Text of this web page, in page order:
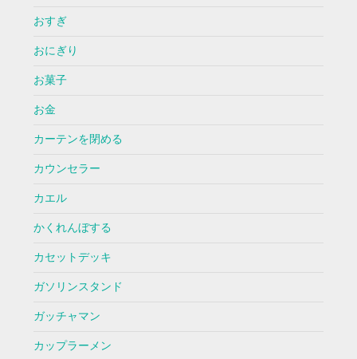
おすぎ
おにぎり
お菓子
お金
カーテンを閉める
カウンセラー
カエル
かくれんぼする
カセットデッキ
ガソリンスタンド
ガッチャマン
カップラーメン